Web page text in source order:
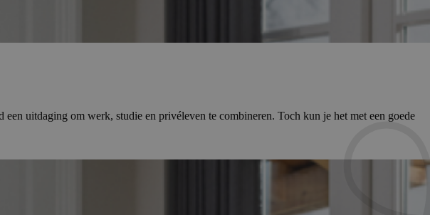
uitdaging om werk, studie en privéleven te combineren. Toch kun je het met een goede